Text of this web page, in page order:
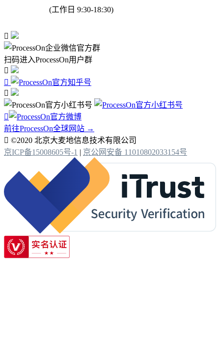
(工作日 9:30-18:30)

扫码进入ProcessOn用户群




前往ProcessOn全球网站 →
 ©2020 北京大麦地信息技术有限公司
京ICP备15008605号-1 | 京公网安备 11010802033154号